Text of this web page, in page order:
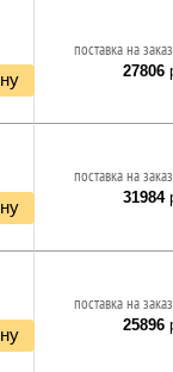
поставка на
27806
поставка на
31984
поставка на
25896